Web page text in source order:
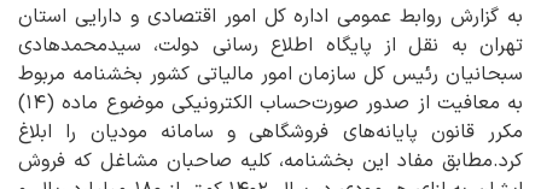
به گزارش روابط عمومی اداره کل امور اقتصادی و دارایی استان
تهران به نقل از پایگاه اطلاع رسانی دولت، سیدمحمدهادی
سبحانیان رئیس کل سازمان امور مالیاتی کشور بخشنامه مربوط
به معافیت از صدور صورت‌حساب الکترونیکی موضوع ماده (۱۴)
مکرر قانون پایانه‌های فروشگاهی و سامانه مودیان را ابلاغ
کرد.مطابق مفاد این بخشنامه، کلیه صاحبان مشاغل که فروش